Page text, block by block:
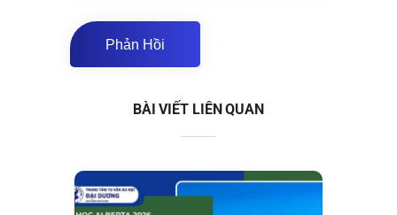
BÀI VIẾT LIÊN QUAN